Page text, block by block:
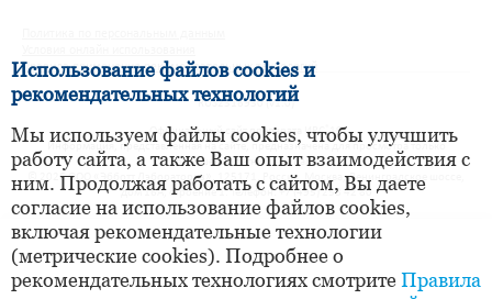
Правила применения рекомендательных технологий
RUS2316930 (v1.0)
Официальный сайт препарата ИРС 19
Информация, представленная на сайте, предназначена для просмотра только
совершеннолетними лицами.
© 2026 ООО «Эбботт Лэбораториз», 125171, Россия, Москва, Ленинградское шоссе,
дом 16А, строение 1. Телефон: +7 (495) 258 42 80
Использование файлов cookies и
рекомендательных технологий
Мы используем файлы cookies, чтобы улучшить
работу сайта, а также Ваш опыт взаимодействия с
ним. Продолжая работать с сайтом, Вы даете
согласие на использование файлов cookies,
включая рекомендательные технологии
(метрические cookies). Подробнее о
рекомендательных технологиях смотритеПравила